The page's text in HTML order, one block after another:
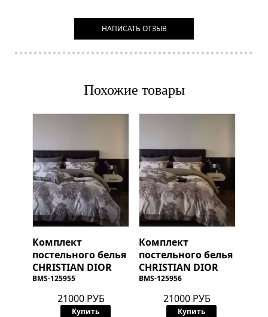
НАПИСАТЬ ОТЗЫВ
Похожие товары
Комплект
постельного белья
CHRISTIAN DIOR
BMS-125955
21000 РУБ
Купить
Комплект
постельного белья
CHRISTIAN DIOR
BMS-125956
21000 РУБ
Купить